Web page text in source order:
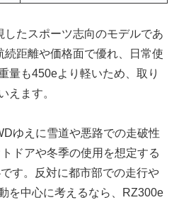
したスポーツ志向のモデルであ
続距離や価格面で優れ、日常使
量も450eより軽いため、取り
えます。
ゆえに雪道や悪路での走破性
ドアや冬季の使用を想定する
す。反対に都市部での走行や
を中心に考えるなら、RZ300e